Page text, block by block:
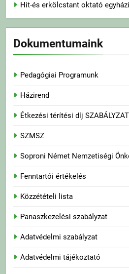
Hit-és erkölcstant oktató
Dokumentumaink
Pedagógiai Programunk
Házirend
Étkezési térítési díj
SZMSZ
Soproni Német Nemzetiségi
Fenntartói értékelés
Közzétételi lista
Panaszkezelési szabályzat
Adatvédelmi szabályzat
Adatvédelmi tájékoztató